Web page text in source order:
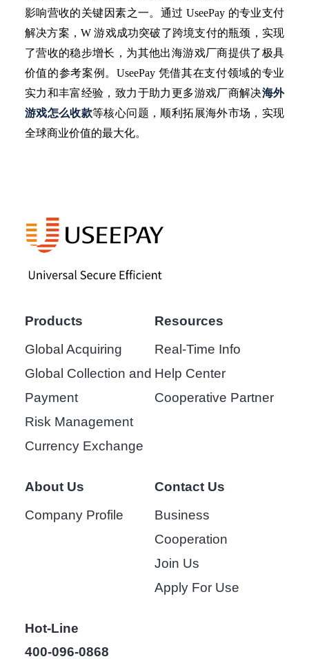
影响营收的关键因素之一。通过 UseePay 的专业支付
解决方案，W 游戏成功突破了跨境支付的瓶颈，实现
了营收的稳步增长，为其他出海游戏厂商提供了极具
价值的参考案例。UseePay 凭借其在支付领域的专业
实力和丰富经验，致力于助力更多游戏厂商解决海外
游戏怎么收款等核心问题，顺利拓展海外市场，实现
全球商业价值的最大化。
Products
Global Acquiring
Global Collection and
Payment
Risk Management
Currency Exchange
Resources
Real-Time Info
Help Center
Cooperative Partner
About Us
Company Profile
Contact Us
Business
Cooperation
Join Us
Apply For Use
Hot-Line
400-096-0868